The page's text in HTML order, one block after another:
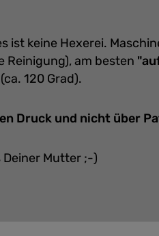
ist keine Hexerei.
Reinigung), am besten
(ca. 120 Grad).
Druck und nicht über
Deiner Mutter ;-)